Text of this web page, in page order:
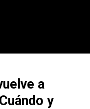
a
y